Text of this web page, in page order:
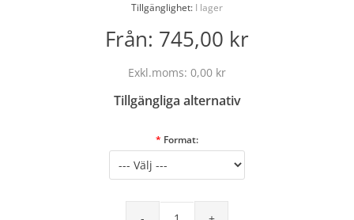
Tillgänglighet: I lager
Från: 745,00 kr
Exkl.moms: 0,00 kr
Tillgängliga alternativ
* Format: